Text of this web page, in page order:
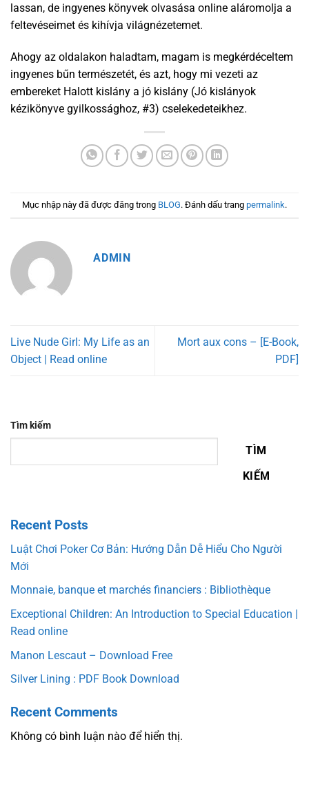
lassan, de ingyenes könyvek olvasása online aláromolja a
feltevéseimet és kihívja világnézetemet.
Ahogy az oldalakon haladtam, magam is megkérdéceltem
ingyenes bűn természetét, és azt, hogy mi vezeti az
embereket Halott kislány a jó kislány (Jó kislányok
kézikönyve gyilkossághoz, #3) cselekedeteikhez.
Mục nhập này đã được đăng trong BLOG. Đánh dấu trang permalink.
ADMIN
Live Nude Girl: My Life as an
Object | Read online
Mort aux cons – [E-Book,
PDF]
Tìm kiếm
TÌM
KIẾM
Recent Posts
Luật Chơi Poker Cơ Bản: Hướng Dẫn Dễ Hiểu Cho Người
Mới
Monnaie, banque et marchés financiers : Bibliothèque
Exceptional Children: An Introduction to Special Education |
Read online
Manon Lescaut – Download Free
Silver Lining : PDF Book Download
Recent Comments
Không có bình luận nào để hiển thị.